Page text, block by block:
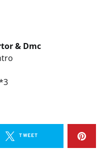
& Dmc
TWEET